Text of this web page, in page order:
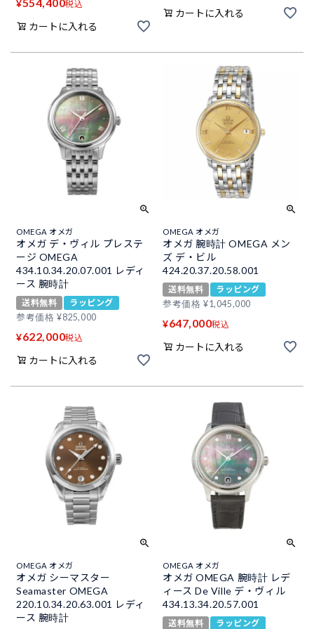
¥ 税込
カートに入れる
カートに入れる
OMEGA オメガ
オメガ デ・ヴィル プレステ
ージ OMEGA
434.10.34.20.07.001 レディ
ース 腕時計
送料無料
ラッピング
参考価格 ¥825,000
¥622,000税込
カートに入れる
OMEGA オメガ
オメガ 腕時計 OMEGA メン
ズ デ・ビル
424.20.37.20.58.001
送料無料
ラッピング
参考価格 ¥1,045,000
¥647,000税込
カートに入れる
OMEGA オメガ
オメガ シーマスター
Seamaster OMEGA
220.10.34.20.63.001 レディ
ース 腕時計
OMEGA オメガ
オメガ OMEGA 腕時計 レデ
ィース De Ville デ・ヴィル
434.13.34.20.57.001
送料無料
ラッピング